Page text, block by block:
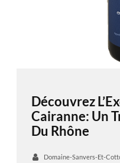
Découvrez
Cairanne: Un
Du Rhône
Domaine-Sanvers-Et-